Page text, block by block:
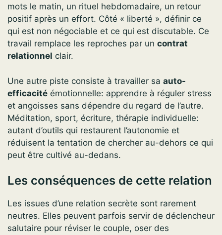
mots le matin, un rituel hebdomadaire, un retour
positif après un effort. Côté « liberté », définir ce
qui est non négociable et ce qui est discutable. Ce
travail remplace les reproches par un contrat
relationnel clair.
Une autre piste consiste à travailler sa auto-
efficacité émotionnelle: apprendre à réguler stress
et angoisses sans dépendre du regard de l’autre.
Méditation, sport, écriture, thérapie individuelle:
autant d’outils qui restaurent l’autonomie et
réduisent la tentation de chercher au-dehors ce qui
peut être cultivé au-dedans.
Les conséquences de cette relation
Les issues d’une relation secrète sont rarement
neutres. Elles peuvent parfois servir de déclencheur
salutaire pour réviser le couple, oser des